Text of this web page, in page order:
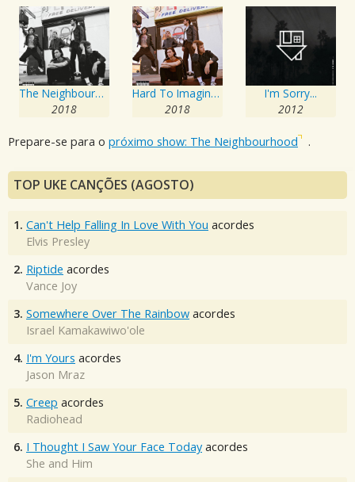
The Neighbourhood
2018
Hard To Imagine The Neighbourhood Ever Changing
2018
I'm Sorry...
2012
Prepare-se para o próximo show: The Neighbourhood .
TOP UKE CANÇÕES (AGOSTO)
1. Can't Help Falling In Love With You acordes
Elvis Presley
2. Riptide acordes
Vance Joy
3. Somewhere Over The Rainbow acordes
Israel Kamakawiwo'ole
4. I'm Yours acordes
Jason Mraz
5. Creep acordes
Radiohead
6. I Thought I Saw Your Face Today acordes
She and Him